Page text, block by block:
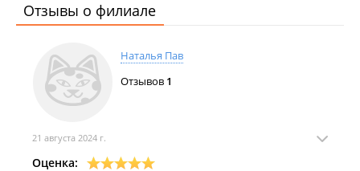
Отзывы о филиале
Наталья Пав
Отзывов 1
21 августа 2024 г.
Оценка: